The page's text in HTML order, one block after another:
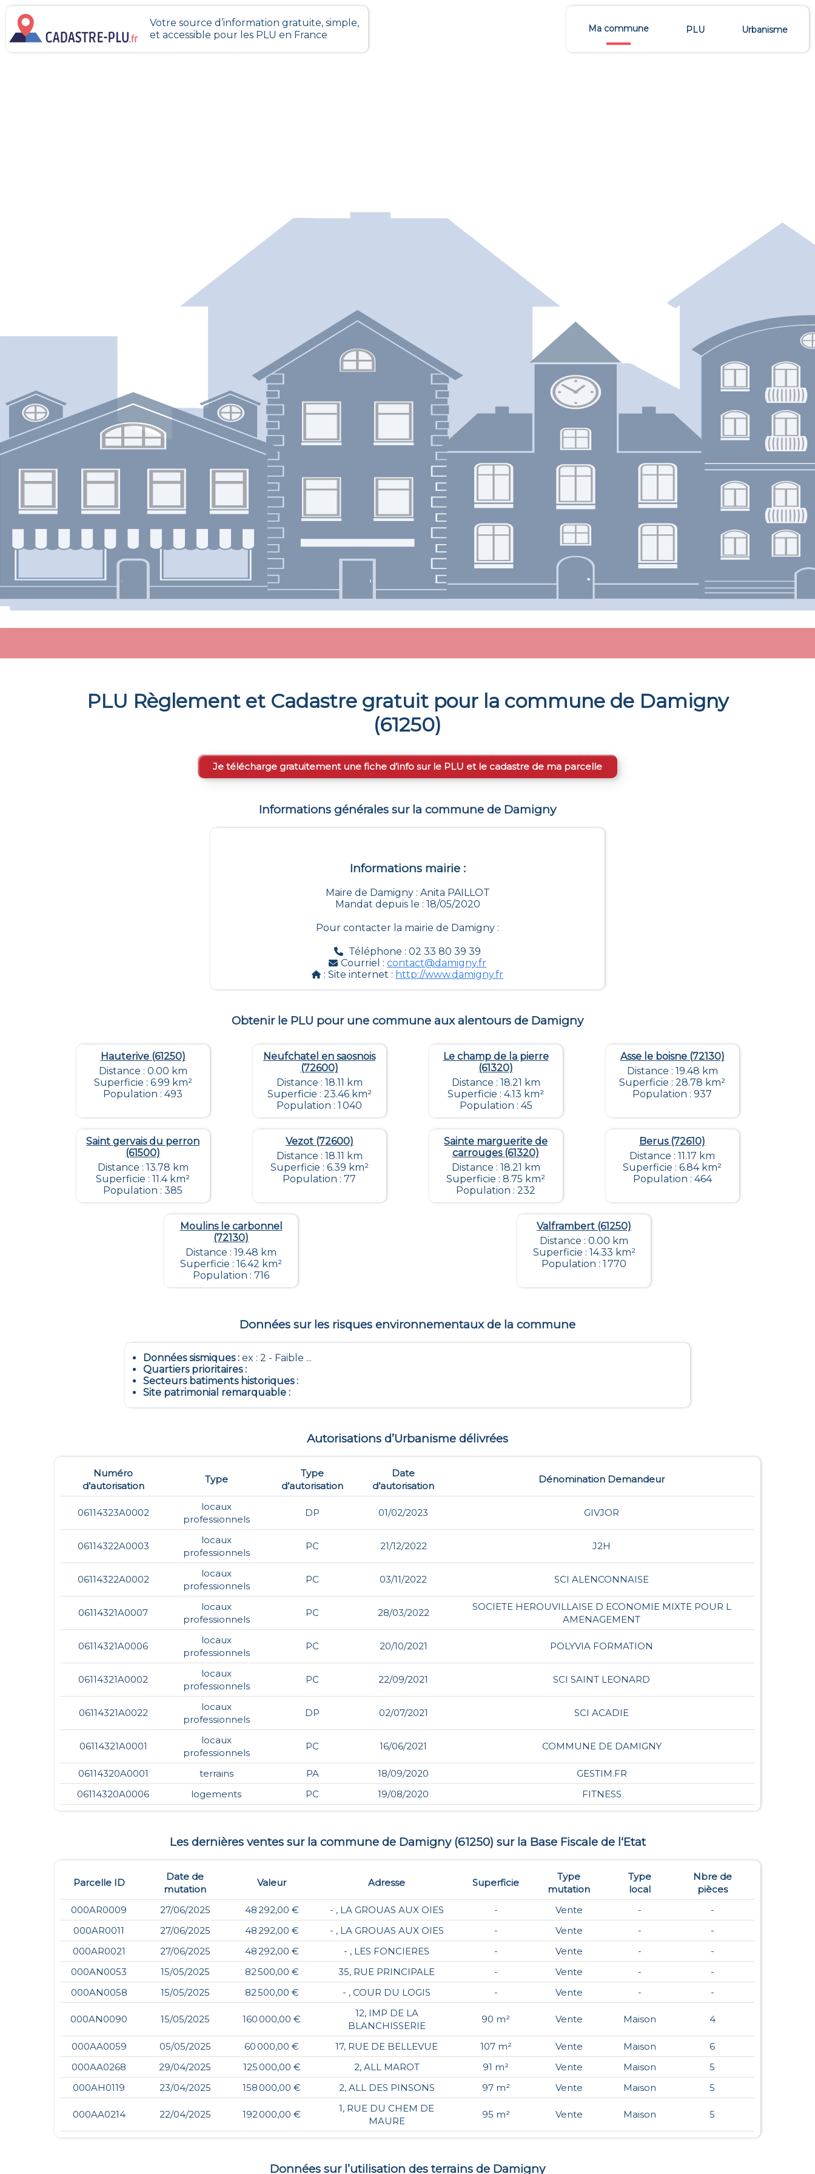
Votre source d’information gratuite, simple,
et accessible pour les PLU en France
Ma commune PLU Urbanisme
PLU Règlement et Cadastre gratuit pour la commune de Damigny
(61250)
Je télécharge gratuitement une fiche d’info sur le PLU et le cadastre de ma parcelle
Informations générales sur la commune de Damigny
Informations mairie :
Maire de Damigny : Anita PAILLOT
Mandat depuis le : 18/05/2020
Pour contacter la mairie de Damigny :
Téléphone : 02 33 80 39 39
Courriel : contact@damigny.fr
: Site internet : http://www.damigny.fr
Obtenir le PLU pour une commune aux alentours de Damigny
Hauterive (61250)
Distance : 0.00 km
Superficie : 6.99 km²
Population : 493
Neufchatel en saosnois
(72600)
Distance : 18.11 km
Superficie : 23.46 km²
Population : 1 040
Le champ de la pierre
(61320)
Distance : 18.21 km
Superficie : 4.13 km²
Population : 45
Asse le boisne (72130)
Distance : 19.48 km
Superficie : 28.78 km²
Population : 937
Saint gervais du perron
(61500)
Distance : 13.78 km
Superficie : 11.4 km²
Population : 385
Vezot (72600)
Distance : 18.11 km
Superficie : 6.39 km²
Population : 77
Sainte marguerite de
carrouges (61320)
Distance : 18.21 km
Superficie : 8.75 km²
Population : 232
Berus (72610)
Distance : 11.17 km
Superficie : 6.84 km²
Population : 464
Moulins le carbonnel
(72130)
Distance : 19.48 km
Superficie : 16.42 km²
Population : 716
Valframbert (61250)
Distance : 0.00 km
Superficie : 14.33 km²
Population : 1 770
Données sur les risques environnementaux de la commune
Données sismiques:ex : 2 - Faible ...
Quartiers prioritaires:
Secteurs batiments historiques:
Site patrimonial remarquable :
Autorisations d’Urbanisme délivrées
Numéro
d’autorisation
Type
Type
d’autorisation
Date
d’autorisation
Dénomination Demandeur
06114323A0002
locaux
professionnels
DP 01/02/2023 GIVJOR
06114322A0003
locaux
professionnels
PC 21/12/2022 J2H
06114322A0002
locaux
professionnels
PC 03/11/2022 SCI ALENCONNAISE
06114321A0007
locaux
professionnels
PC 28/03/2022
SOCIETE HEROUVILLAISE D ECONOMIE MIXTE POUR L
AMENAGEMENT
06114321A0006
locaux
professionnels
PC 20/10/2021 POLYVIA FORMATION
06114321A0002
locaux
professionnels
PC 22/09/2021 SCI SAINT LEONARD
06114321A0022
locaux
professionnels
DP 02/07/2021 SCI ACADIE
06114321A0001
locaux
professionnels
PC 16/06/2021 COMMUNE DE DAMIGNY
06114320A0001 terrains PA 18/09/2020
GESTIM.FR
06114320A0006
logements PC 19/08/2020 FITNESS
Les dernières ventes sur la commune de Damigny(61250) sur la Base Fiscale de l‘Etat
Parcelle ID
Date de
mutation
Valeur Adresse Superficie
Type
mutation
Type
local
Nbre de
pièces
000AR0009
27/06/2025 48 292,00 € - , LA GROUAS AUX OIES - Vente -
-
000AR0011
27/06/2025 48 292,00 € - , LA GROUAS AUX OIES - Vente -
-
000AR0021
27/06/2025 48 292,00 € - , LES FONCIERES - Vente -
-
000AN0053
15/05/2025 82 500,00 € 35, RUE PRINCIPALE - Vente -
-
000AN0058
15/05/2025 82 500,00 € - , COUR DU LOGIS - Vente - -
000AN0090 15/05/2025 160 000,00 €
12, IMP DE LA
BLANCHISSERIE
90 m² Vente Maison 4
000AA0059 05/05/2025 60 000,00 € 17, RUE DE BELLEVUE 107 m² Vente Maison
6
000AA0268
29/04/2025 125 000,00 € 2, ALL MAROT 91 m² Vente Maison
5
000AH0119
23/04/2025 158 000,00 € 2, ALL DES PINSONS 97 m² Vente Maison 5
000AA0214 22/04/2025 192 000,00 €
1, RUE DU CHEM DE
MAURE
95 m² Vente Maison 5
Données sur l’utilisation des terrains de Damigny